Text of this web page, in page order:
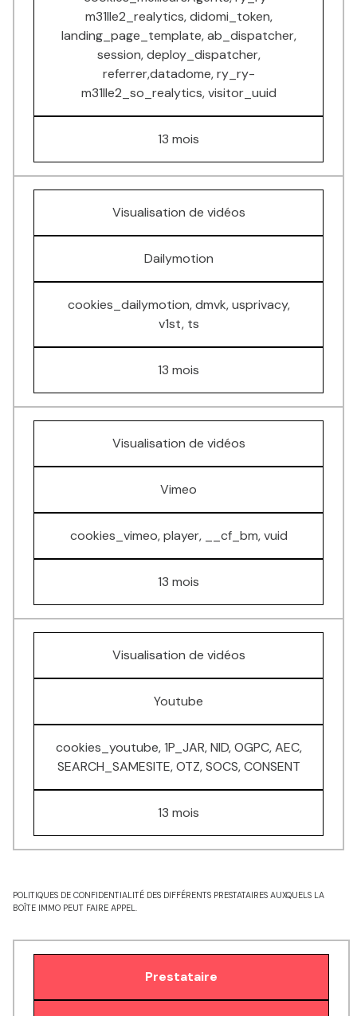
m31lle2_realytics, didomi_token,
landing_page_template, ab_dispatcher,
session, deploy_dispatcher,
referrer,datadome, ry_ry-
m31lle2_so_realytics, visitor_uuid
13 mois
Visualisation de vidéos
Dailymotion
cookies_dailymotion, dmvk, usprivacy,
v1st, ts
13 mois
Visualisation de vidéos
Vimeo
cookies_vimeo, player, __cf_bm, vuid
13 mois
Visualisation de vidéos
Youtube
cookies_youtube, 1P_JAR, NID, OGPC, AEC,
SEARCH_SAMESITE, OTZ, SOCS, CONSENT
13 mois
POLITIQUES DE CONFIDENTIALITÉ DES DIFFÉRENTS PRESTATAIRES AUXQUELS LA
BOÎTE IMMO PEUT FAIRE APPEL.
Prestataire